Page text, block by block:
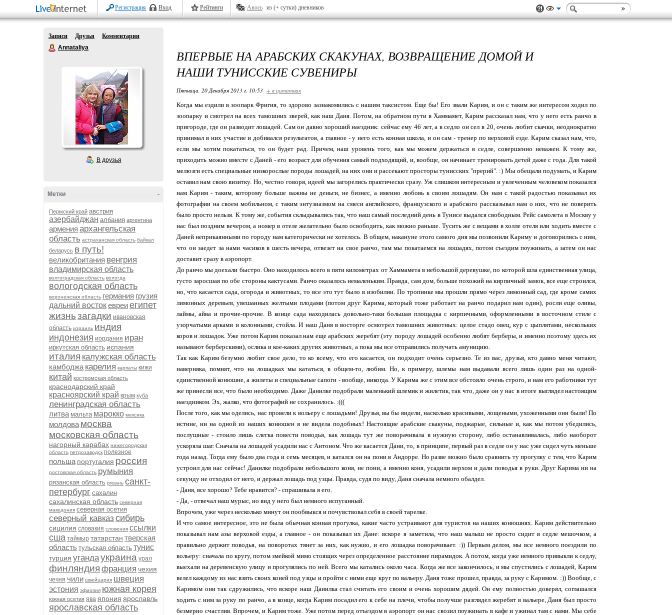
Регистрация Вход Рейтинги Авось из (+ сутки) дневников
Записи Друзья
Комментарии
Annataliya
В друзья
-
Метки
Пермский край австрия
азербайджан албания аргентина
армения архангельская
область астраханская область байкал
беларусь в путь!
великобритания венгрия
владимирская область
волгоградская область вологда
вологодская область
воронежская область германия грузия
дальний востокевреиегипет
жизньзагадки ивановская
область израиль индия
индонезия иордания иран
иркутская область испания
италия калужская область
камбоджа карелия карпаты кижи
китай костромская область
краснодарский край
красноярский край крым куба
ленинградская область
литва мальта марокко мексика
молдова москва
московская область
нагорный карабах нижегородская
область петрозаводск полезное
польша португалия россия
ростовская область румыния
рязанская область рязань санкт-
петербург сахалин
сахалинская область северная
македония северная осетия
северный кавказ сибирь
сицилия словакия словения ссылки
сша таймыр татарстан тверская
область тульская область тунис
турция угандаукраина урал
финляндия франция чехия
чечня чили швейцария швеция
эстония эфиопия южная корея
южная осетия ява япония ярославль
ярославская область
ВПЕРВЫЕ НА АРАБСКИХ СКАКУНАХ, ВОЗВРАЩЕНИЕ ДОМОЙ И
НАШИ ТУНИССКИЕ СУВЕНИРЫ
Пятница, 20 Декабря 2013 г. 10:53 + в цитатник
Когда мы ездили в зоопарк Фригия, то здорово зазнакомились с нашим таксистом. Еще бы! Его звали Карим, и он с таким же интересом ходил по
зоопарку и смотрел на всех тамошних зверей, как наш Даня. Потом, на обратном пути в Хаммамет, Карим рассказал нам, что у него есть ранчо в
пригороде, где он разводит лошадей. Сам он давно хороший наездник: сейчас ему 46 лет, а в седло он сел в 20, очень любит скачки, неоднократно
принимал в них участие и добивался результатов, а главное - у него есть конная школа, и он сам - тренер по верховой езде. Карим сказал нам, что,
если мы хотим покататься, то он будет рад. Причем, наш уровень того, как мы можем держаться в седле, совершенно неважен. К тому же,
приходить можно вместе с Даней - его возраст для обучения самый подходящий, и, вообще, он начинает тренировать детей даже с года. Для такой
мелюзги есть специальные низкорослые породы лошадей, на них они и рассекают просторы тунисских "прерий". :) Мы обещали подумать, и Карим
оставил нам свою визитку. Но, честно говоря, идеей мы загорелись практически сразу. Уж слишком интересным и увлеченным человеком показался
нам Карим - таким, которому больше важны не деньги, не бизнес, а именно любовь к своим лошадям. Он нам с такой радостью показывал их
фотографии на своем мобильном, с таким энтузиазмом на смеси английского, французского и арабского рассказывал нам о них, что не поверить
было просто нельзя. К тому же, события склыдывались так, что наш самый последний день в Тунисе выдался свободным. Рейс самолета в Москву у
нас был поздним вечером, а номер в отеле желательно было освободить, как можно раньше. Тусить же с вещами в холле отеля или ходить вместе с
Даней неприкаянными по городу нам категорически не хотелось. В общем, накануне этого самого дня мы позвонили Кариму и договорились с ним,
что он заедет за нами часиков в шесть вечера, отвезет на свое ранчо, там мы покатаемся на лошадях, потом съездим поужинать, а затем он нас
доставит сразу в аэропорт.
До ранчо мы доехали быстро. Оно находилось всего в пяти километрах от Хаммамета в небольшой деревушке, по которой шла единственная улица,
густо заросшая по обе стороны кактусами. Ранчо оказалось немаленьким. Правда, сам дом, больше похожий на кирпичный замок, все еще строился,
но, что касается сада, огорода и животных, то все это тут было в изобилии. По тропинке мы прошли прямо через лимонный сад, где кроме самих
лимонных деревьев, увешанных желтыми плодами (потом друг Карима, который тоже работает на ранчо подарил нам один), росли еще оливы,
лаймы, айва и прочие-прочие. В конце сада находилась довольно-таки большая площадка с кирпичными, оформленными в восточном стиле с
узорчатыми арками и колонными, стойла. И наш Даня в восторге осмотрел тамошних животных: целое стадо овец, кур с цыплятами, нескольких
коров и лошадок. Уже потом Карим показал нам еще арабских жеребят (эту породу лошадей особенно любят берберы, и именно поэтому здесь их
называют берберскими), ослика и кое-каких других животных, а пока мы все отправились получать амуницию.
Так как Карим безумно любит свое дело, то ко всему, что его касается, он подходит очень серьезно. Те из вас, друзья, кто давно меня читают,
наверняка, помнят, что на лошадках мы кататься, в общем-то, любим. Но, к примеру, шлемы нам выдавали всего лишь один раз на одной-
единственной конюшне, а жилеты и специальные сапоги - вообще, никогда. У Карима же с этим все обстояло очень строго, и нам его работники тут
же принесли все, что было необходимо. Даже Данилке подобрали маленький шлемик и жилетик, так что, даже он у нас в итоге выглядел настоящим
наездником. Эх, жалко, что фотографий не сохранилось. :(((
После того, как мы оделись, нас провели к вольеру с лошадьми! Друзья, вы бы видели, насколько красивыми, лощеными, ухоженными они были! По
истине, ни на одной из наших конюшен я не видела подобных! Настоящие арабские скакуны, поджарые, сильные и, как мы потом убедились,
послушные - стоило лишь слегка повести поводья, как лошадь тут же поворачивала в нужную сторону, либо останавливалась, либо наоборот
ускоряла шаг. Сначала на лошадей усадили нас с Антоном. Что же касается Дани, то, в принципе, первый раз в седле он у нас уже сидел чуть меньше
года назад. Тогда ему было два года и семь месяцев, и катался он на пони в Андорре. Но разве можно было сравнить ту прогулку с тем, что Карим
устроил для нас сейчас! Данилке подобрали небольшого коня, не пони, а именно коня, усадили верхом и дали поводья в руки. Друг Карима ни на
секунду не отходил от него, и держал лошадь под узцы. Правда, судя по виду, Даня сначала немного обалдел.
- Даня, все хорошо? Тебе нравится? - спрашивала я его.
- Да, - отвечал наш мурыс, но вид у него был немного испуганный.
Впрочем, уже через несколько минут он пообвыкся и почувствовал себя в своей тарелке.
И что самое интересное, это не была обычная конная прогулка, какие часто устраивают для туристов на наших конюшнях. Карим действительно
показывал нам азы верховой езды, а главное - он показывал их Дане: вскоре я заметила, что наш малыш не просто сидит в седле мешочком, а
правильно держит поводья, на поворотах тянет за них, как нужно, и его лошадка поворачивает. :)) Первым делом, мы все немного поездили по
вольеру: сначала по кругу, потом змейкой мимо стоящих через определенное расстояние пирамидок. А потом, когда уже немного привыкли к седлу,
выехали на деревенскую улицу и прогулялись по ней. Всего мы катались около часа. Когда же все закончилось, и мы спустились с лошадей, Карим
велел каждому из нас взять своих коней под узцы и пройти с ними еще круг по вальеру. Даня тоже прошел, правда, за руку с Каримом. :)) Вообще, с
Каримом они так сдружились, что вскоре наш Данилка стал считать его своим и очень хорошим дядей. Он ему полностью доверял, соглашался
ходить с ним за руку по ранчо, а в конце, когда Карим посадил его к себе на плечи, чтобы получше разглядел жеребят в вальере, Даня был просто
безмерно счастлив. Впрочем, и Карим тоже. Уже потом перед отъездом в аэропорт он нас свозил поужинать в кафе и ужинал там с нами. Мы себе